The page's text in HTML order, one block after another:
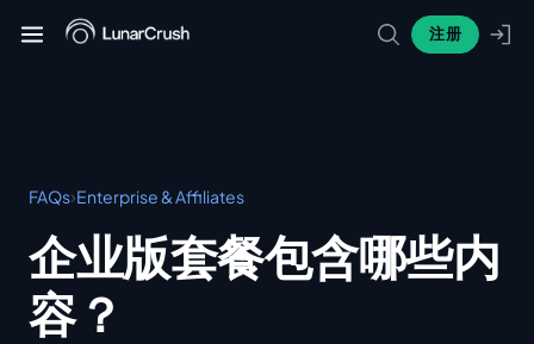
注册
FAQs›Enterprise & Affiliates
企业版套餐包含哪些内
容？